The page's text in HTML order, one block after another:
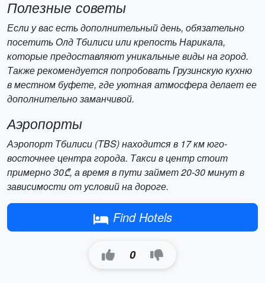
Полезные советы
Если у вас есть дополнительный день, обязательно
посетить Олд Тбилиси или крепость Нарикала,
которые предоставляют уникальные виды на город.
Также рекомендуется попробовать Грузинскую кухню
в местном буфете, где уютная атмосфера делает ее
дополнительно заманчивой.
Аэропорты
Аэропорт Тбилиси (TBS) находится в 17 км юго-
восточнее центра города. Такси в центр стоит
примерно 30₾, а время в пути займет 20-30 минут в
зависимости от условий на дороге.
Find Hotels
0